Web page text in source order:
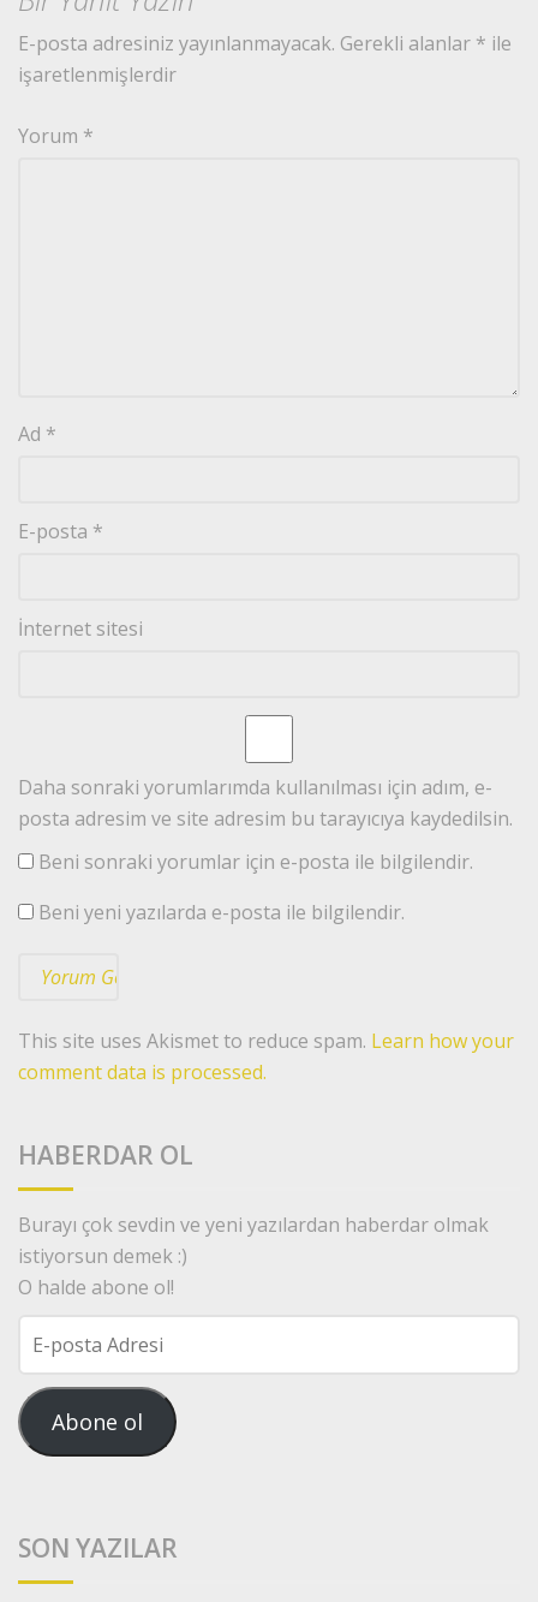
E-posta adresiniz yayınlanmayacak. Gerekli alanlar * ile
işaretlenmişlerdir
Yorum *
Ad *
E-posta *
İnternet sitesi
Daha sonraki yorumlarımda kullanılması için adım, e-
posta adresim ve site adresim bu tarayıcıya kaydedilsin.
Beni sonraki yorumlar için e-posta ile bilgilendir.
Beni yeni yazılarda e-posta ile bilgilendir.
This site uses Akismet to reduce spam. Learn how your
comment data is processed.
HABERDAR OL
Burayı çok sevdin ve yeni yazılardan haberdar olmak
istiyorsun demek :)
O halde abone ol!
posta
Adresi
Abone ol
SON YAZILAR